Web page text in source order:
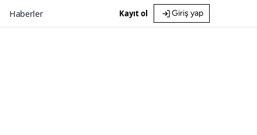
Haberler Kayıt ol Giriş yap